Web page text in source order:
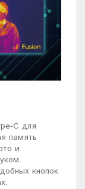
C для
память
и
кнопок